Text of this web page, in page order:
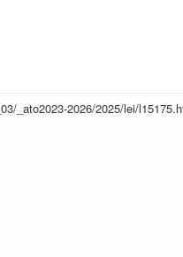
_ato2023-2026/2025/lei/